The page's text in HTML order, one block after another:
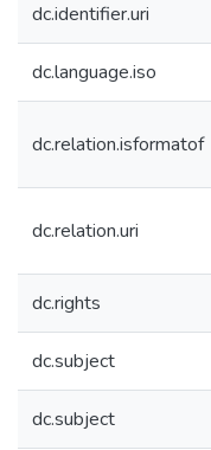
dc.identifier.uri
dc.language.iso
dc.relation.isformatof
dc.relation.uri
dc.rights
dc.subject
dc.subject